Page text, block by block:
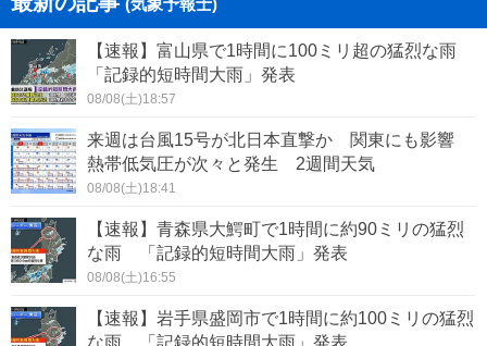
(気象予報士)
【速報】富山県で1時間に100ミリ超の猛烈な雨
「記録的短時間大雨」発表
08/08(土)18:57
来週は台風15号が北日本直撃か 関東にも影響
熱帯低気圧が次々と発生 2週間天気
08/08(土)18:41
【速報】青森県大鰐町で1時間に約90ミリの猛烈
な雨 「記録的短時間大雨」発表
08/08(土)16:55
【速報】岩手県盛岡市で1時間に約100ミリの猛烈
な雨 「記録的短時間大雨」発表